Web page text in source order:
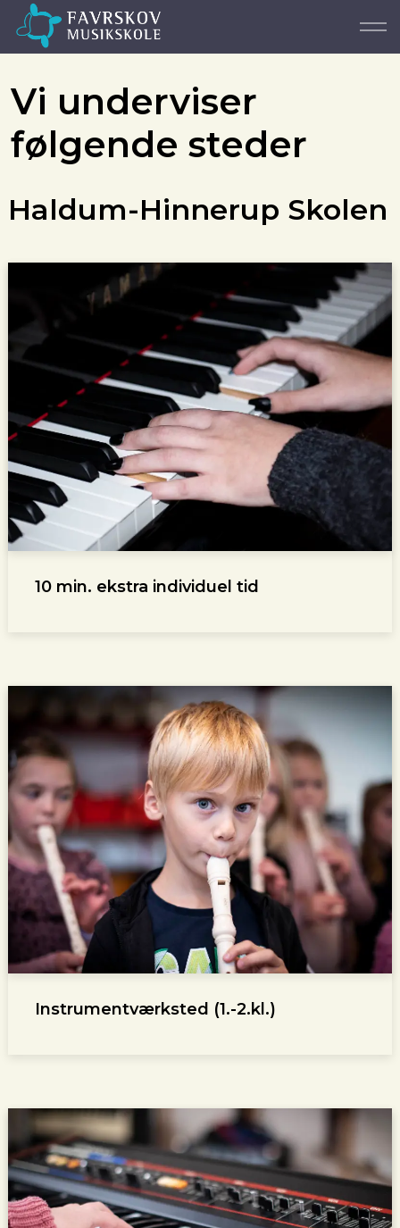
Vi underviser
følgende steder
Haldum-Hinnerup Skolen
10 min. ekstra individuel tid
Instrumentværksted (1.-2.kl.)